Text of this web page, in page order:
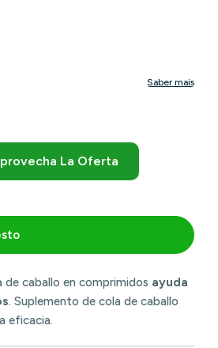
La Oferta
| Drasanvi
caballo en comprimidos ayuda
. Suplemento de cola de caballo
eficacia.